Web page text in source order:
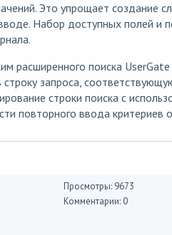
Это упрощает создание
Набор доступных полей и
расширенного поиска
запроса,
строки поиска с
повторного ввода критериев
Просмотры: 9673
Комментарии: 0